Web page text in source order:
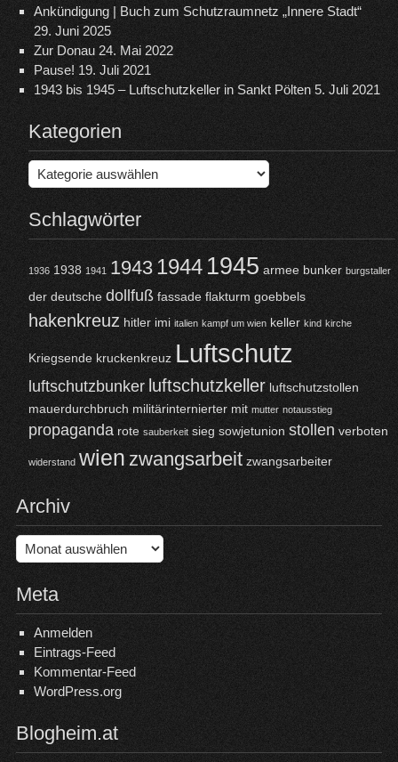
Ankündigung | Buch zum Schutzraumnetz „Innere Stadt“
29. Juni 2025
Zur Donau 24. Mai 2022
Pause! 19. Juli 2021
1943 bis 1945 – Luftschutzkeller in Sankt Pölten 5. Juli 2021
Kategorien
Kategorien
Schlagwörter
1936 1938 1941 1943 1944 1945 armee bunker burgstaller
der deutsche dollfuß fassade flakturm goebbels
hakenkreuz hitler imi italien kampf um wien keller kind kirche
Kriegsende kruckenkreuz Luftschutz
luftschutzbunker luftschutzkeller luftschutzstollen
mauerdurchbruch militärinternierter mit mutter notausstieg
propaganda rote sauberkeit sieg sowjetunion stollen verboten
widerstand wien zwangsarbeit zwangsarbeiter
Archiv
Archiv
Meta
Anmelden
Eintrags-Feed
Kommentar-Feed
WordPress.org
Blogheim.at